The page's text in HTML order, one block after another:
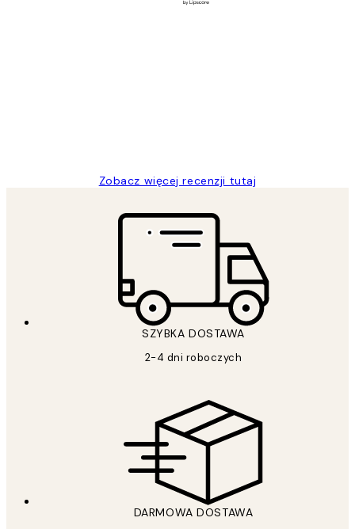
Zobacz więcej recenzji tutaj
SZYBKA DOSTAWA
2-4 dni roboczych
DARMOWA DOSTAWA